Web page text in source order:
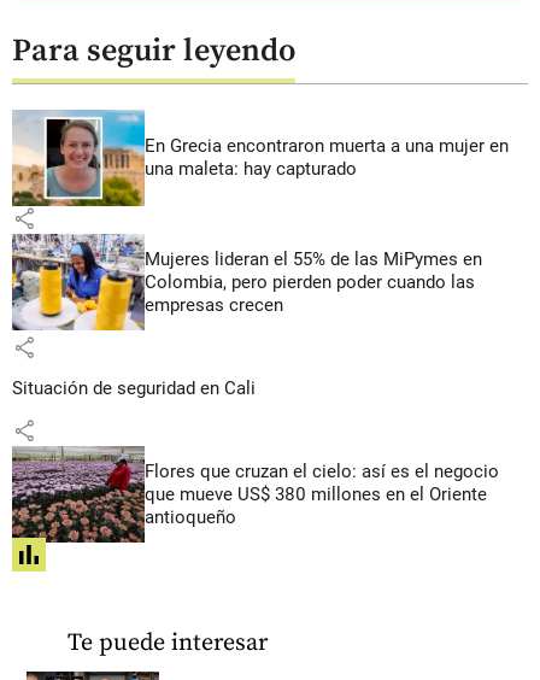
Para seguir leyendo
En Grecia encontraron muerta a una mujer en
una maleta: hay capturado
share
Mujeres lideran el 55% de las MiPymes en
Colombia, pero pierden poder cuando las
empresas crecen
share
Situación de seguridad en Cali
share
Flores que cruzan el cielo: así es el negocio
que mueve US$ 380 millones en el Oriente
antioqueño
share
Te puede interesar